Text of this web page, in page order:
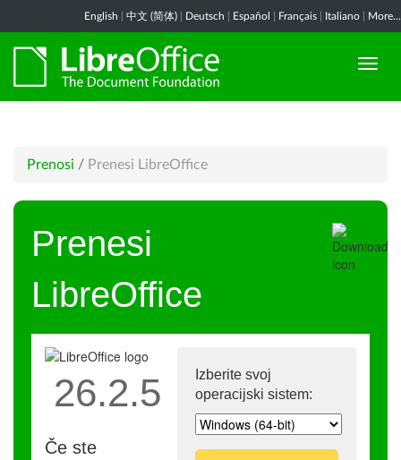
English 中文 (简体) Deutsch Español Français Italiano More...
Prenosi / Prenesi LibreOffice
Prenesi
LibreOffice
Izberite svoj
operacijski sistem:
26.2.5
Če ste